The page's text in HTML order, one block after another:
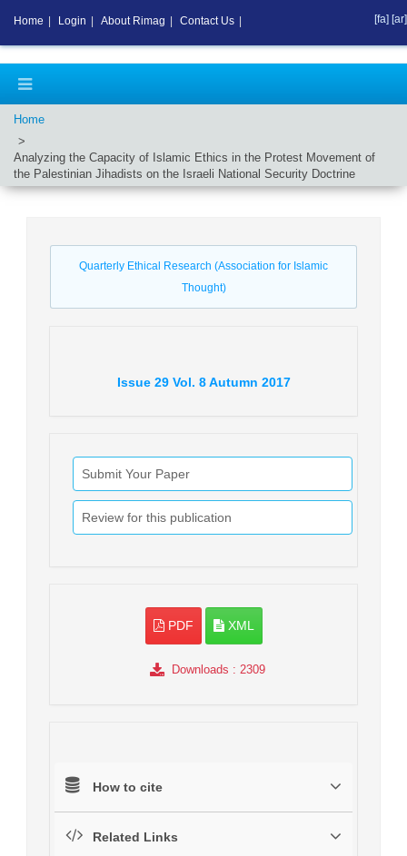
Home
Analyzing the Capacity of Islamic Ethics in the Protest Movement of
the Palestinian Jihadists on the Israeli National Security Doctrine
Quarterly Ethical Research (Association for Islamic
Thought)
Issue29 Vol. 8Autumn 2017
Submit Your Paper
Review for this publication
PDF XML
Downloads : 2309
How to cite
Related Links
Home Login About Rimag Contact Us [fa] [ar]